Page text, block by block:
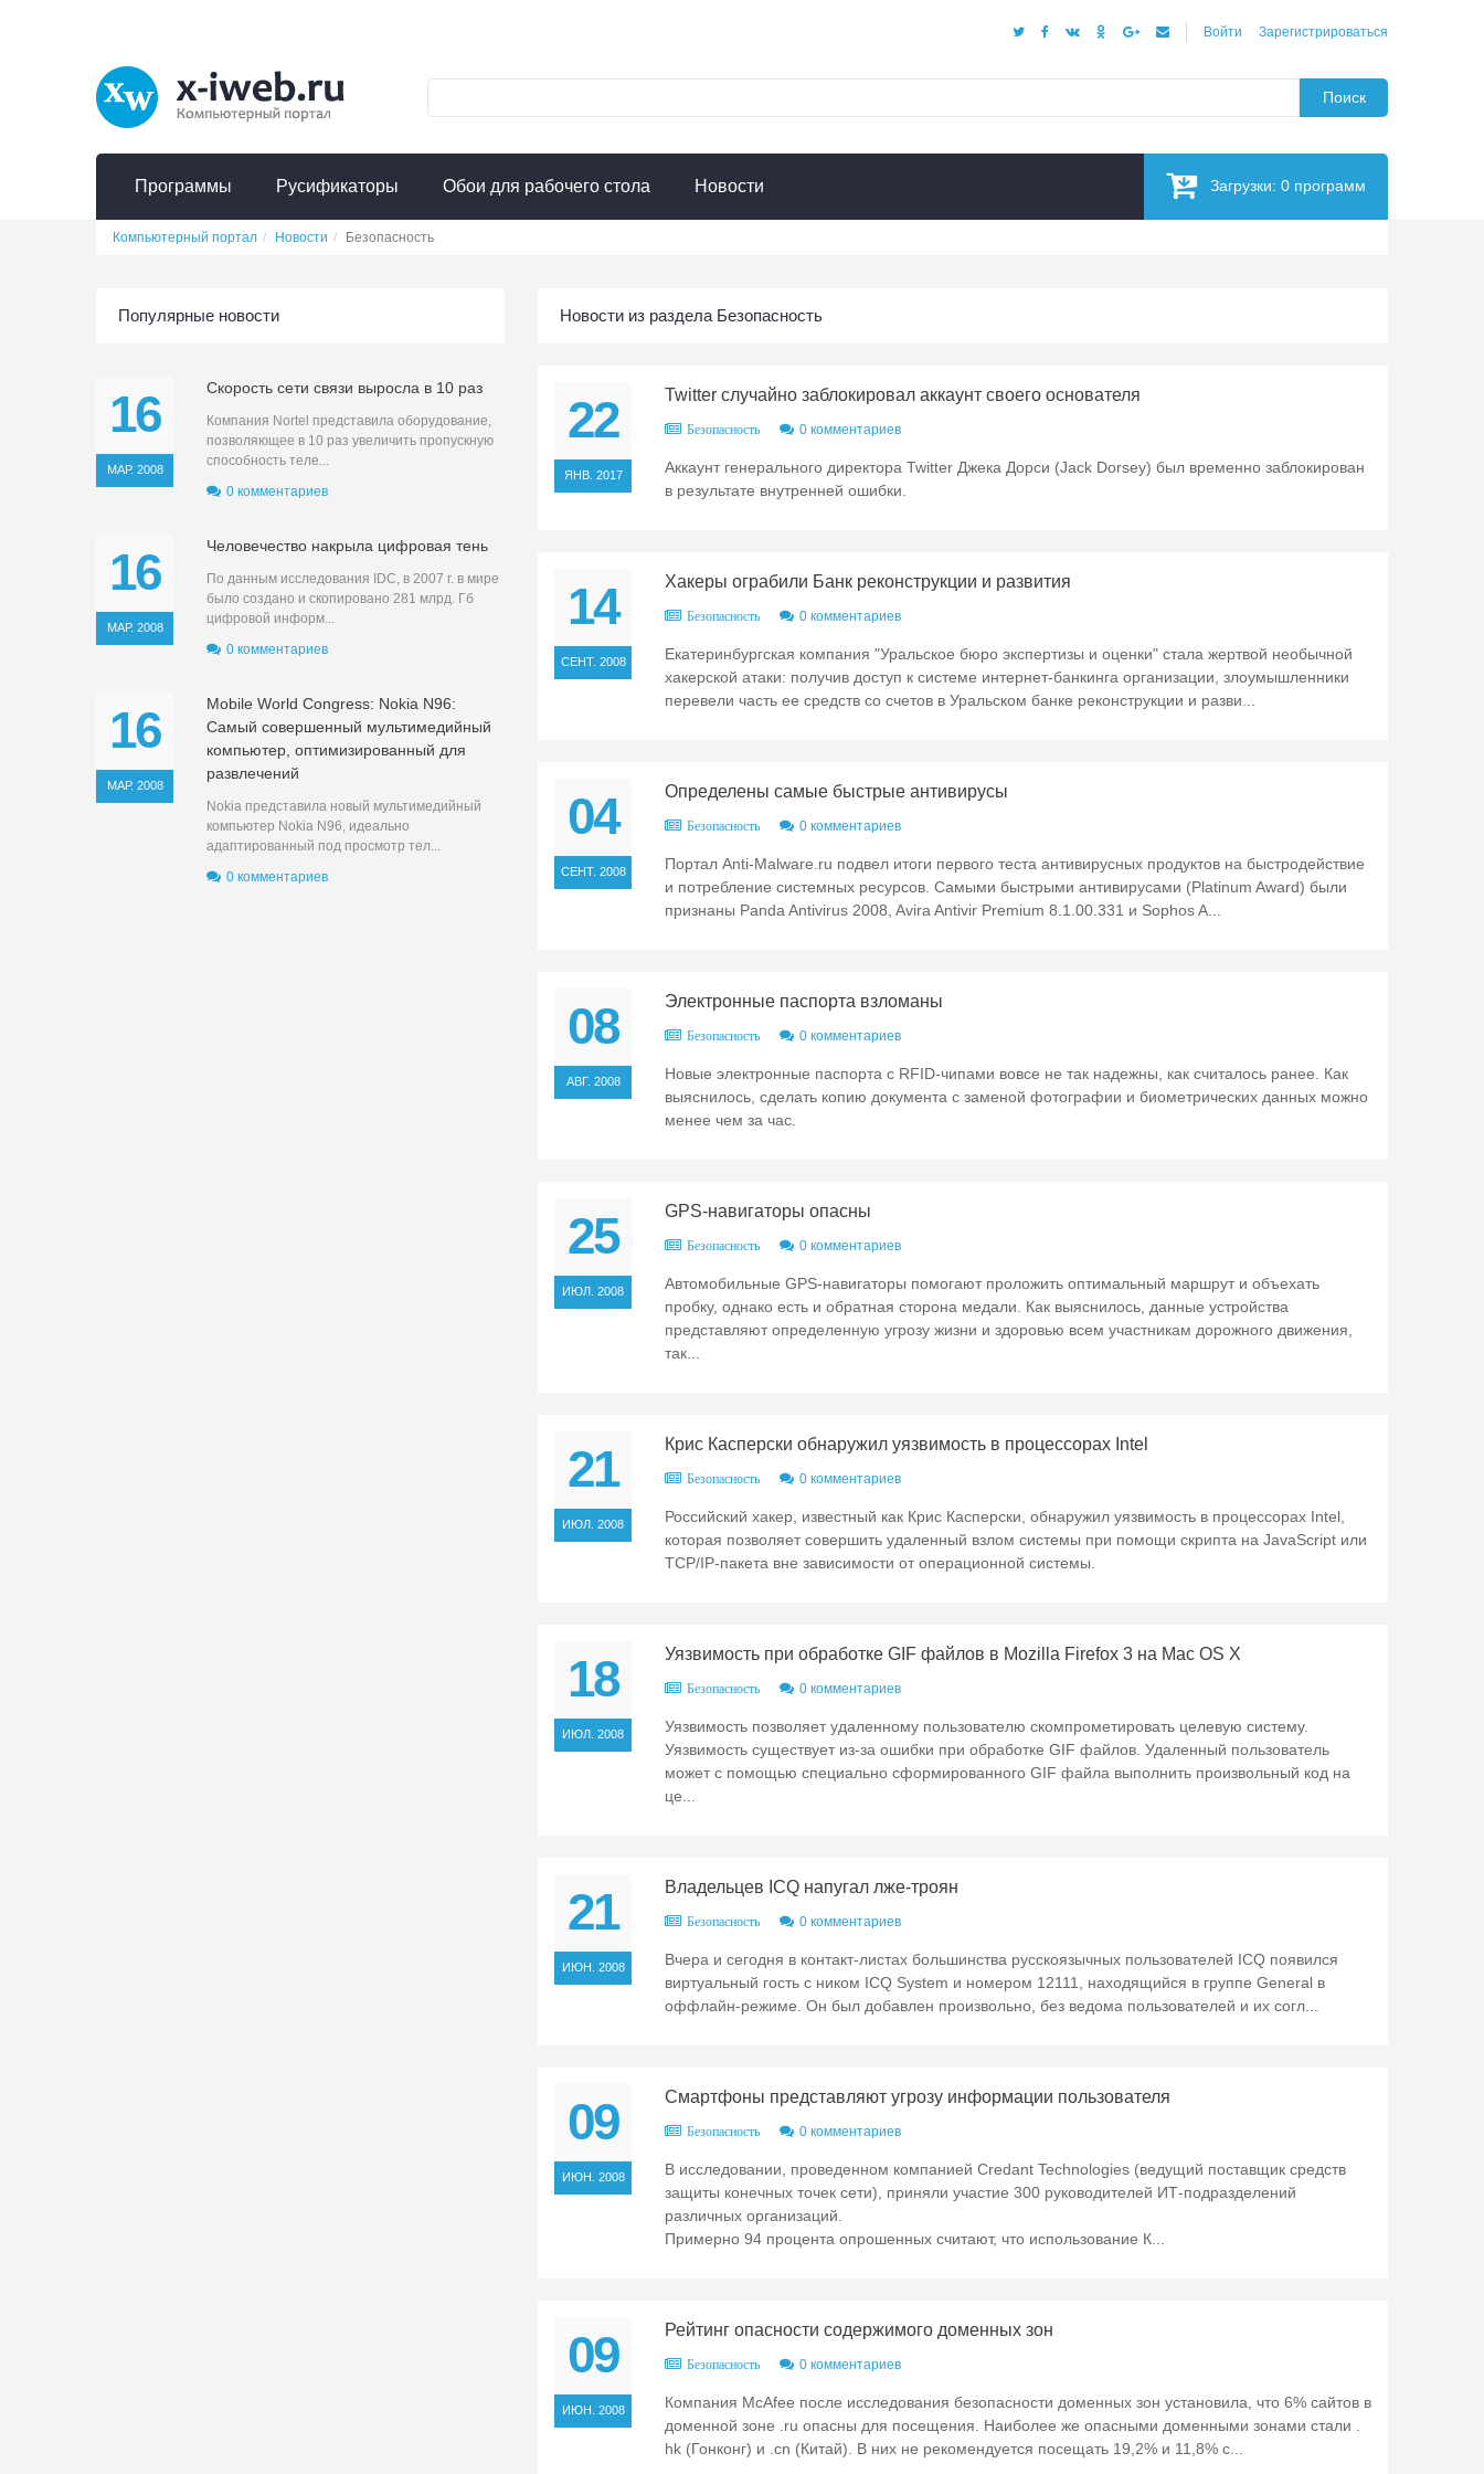
Войти Зарегистрироваться
Поиск
Программы Русификаторы Обои для рабочего стола Новости Загрузки: 0 программ
Компьютерный портал Новости Безопасность
Новости из раздела Безопасность
22
ЯНВ. 2017
Twitter случайно заблокировал аккаунт своего основателя
Безопасность 0 комментариев
Аккаунт генерального директора Twitter Джека Дорси (Jack Dorsey) был временно заблокирован
в результате внутренней ошибки.
14
СЕНТ. 2008
Хакеры ограбили Банк реконструкции и развития
Безопасность 0 комментариев
Екатеринбургская компания "Уральское бюро экспертизы и оценки" стала жертвой необычной
хакерской атаки: получив доступ к системе интернет-банкинга организации, злоумышленники
перевели часть ее средств со счетов в Уральском банке реконструкции и разви...
04
СЕНТ. 2008
Определены самые быстрые антивирусы
Безопасность 0 комментариев
Портал Anti-Malware.ru подвел итоги первого теста антивирусных продуктов на быстродействие
и потребление системных ресурсов. Самыми быстрыми антивирусами (Platinum Award) были
признаны Panda Antivirus 2008, Avira Antivir Premium 8.1.00.331 и Sophos A...
08
АВГ. 2008
Электронные паспорта взломаны
Безопасность 0 комментариев
Новые электронные паспорта с RFID-чипами вовсе не так надежны, как считалось ранее. Как
выяснилось, сделать копию документа с заменой фотографии и биометрических данных можно
менее чем за час.
25
ИЮЛ. 2008
GPS-навигаторы опасны
Безопасность 0 комментариев
Автомобильные GPS-навигаторы помогают проложить оптимальный маршрут и объехать
пробку, однако есть и обратная сторона медали. Как выяснилось, данные устройства
представляют определенную угрозу жизни и здоровью всем участникам дорожного движения,
так...
21
ИЮЛ. 2008
Крис Касперски обнаружил уязвимость в процессорах Intel
Безопасность 0 комментариев
Российский хакер, известный как Крис Касперски, обнаружил уязвимость в процессорах Intel,
которая позволяет совершить удаленный взлом системы при помощи скрипта на JavaScript или
TCP/IP-пакета вне зависимости от операционной системы.
18
ИЮЛ. 2008
Уязвимость при обработке GIF файлов в Mozilla Firefox 3 на Mac OS X
Безопасность 0 комментариев
Уязвимость позволяет удаленному пользователю скомпрометировать целевую систему.
Уязвимость существует из-за ошибки при обработке GIF файлов. Удаленный пользователь
может с помощью специально сформированного GIF файла выполнить произвольный код на
це...
21
ИЮН. 2008
Владельцев ICQ напугал лже-троян
Безопасность 0 комментариев
Вчера и сегодня в контакт-листах большинства русскоязычных пользователей ICQ появился
виртуальный гость с ником ICQ System и номером 12111, находящийся в группе General в
оффлайн-режиме. Он был добавлен произвольно, без ведома пользователей и их согл...
09
ИЮН. 2008
Смартфоны представляют угрозу информации пользователя
Безопасность 0 комментариев
В исследовании, проведенном компанией Credant Technologies (ведущий поставщик средств
защиты конечных точек сети), приняли участие 300 руководителей ИТ-подразделений
различных организаций.
Примерно 94 процента опрошенных считают, что использование К...
09
ИЮН. 2008
Рейтинг опасности содержимого доменных зон
Безопасность 0 комментариев
Компания McAfee после исследования безопасности доменных зон установила, что 6% сайтов в
доменной зоне .ru опасны для посещения. Наиболее же опасными доменными зонами стали .
hk (Гонконг) и .cn (Китай). В них не рекомендуется посещать 19,2% и 11,8% с...
Популярные новости
16
МАР. 2008
Скорость сети связи выросла в 10 раз
Компания Nortel представила оборудование,
позволяющее в 10 раз увеличить пропускную
способность теле...
0 комментариев
16
МАР. 2008
Человечество накрыла цифровая тень
По данным исследования IDC, в 2007 г. в мире
было создано и скопировано 281 млрд. Гб
цифровой информ...
0 комментариев
16
МАР. 2008
Mobile World Congress: Nokia N96:
Самый совершенный мультимедийный
компьютер, оптимизированный для
развлечений
Nokia представила новый мультимедийный
компьютер Nokia N96, идеально
адаптированный под просмотр тел...
0 комментариев